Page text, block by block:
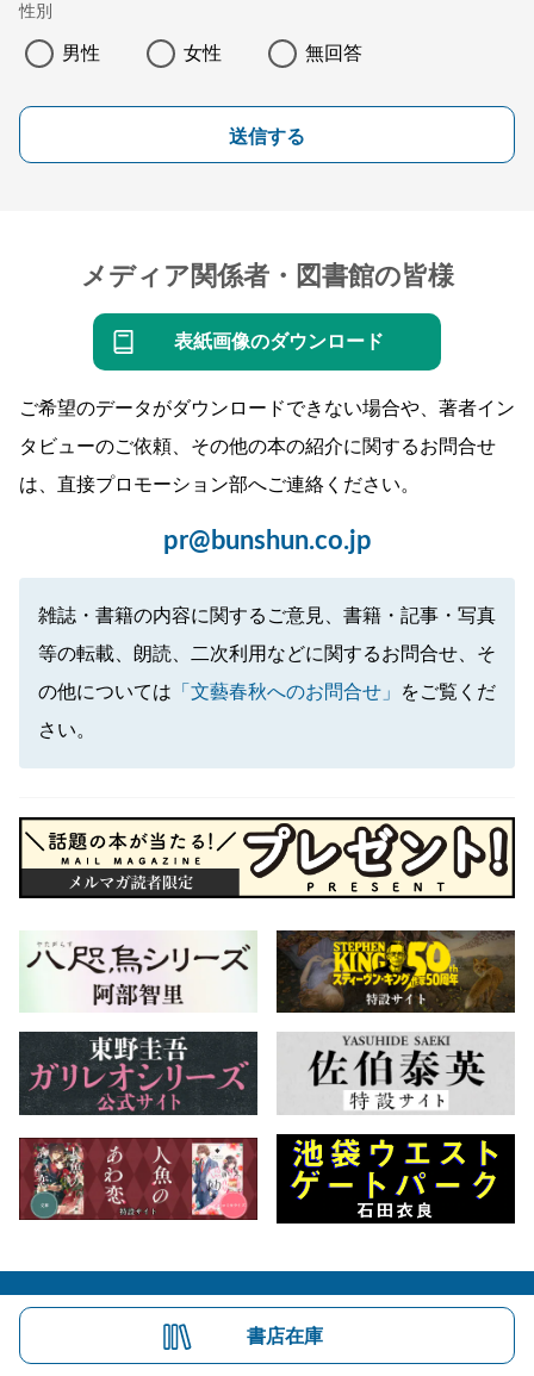
性別
男性 女性 無回答
送信する
メディア関係者・図書館の皆様
表紙画像のダウンロード
ご希望のデータがダウンロードできない場合や、著者イン
タビューのご依頼、その他の本の紹介に関するお問合せ
は、直接プロモーション部へご連絡ください。
pr@bunshun.co.jp
雑誌・書籍の内容に関するご意見、書籍・記事・写真
等の転載、朗読、二次利用などに関するお問合せ、そ
の他については 「文藝春秋へのお問合せ」
をご覧くだ
さい。
書店在庫
会社概要 自費出版のご案内 お問合せ
株式会社文藝春秋 文春オンライン Number Web
Copyright © Bungeishunju Ltd.